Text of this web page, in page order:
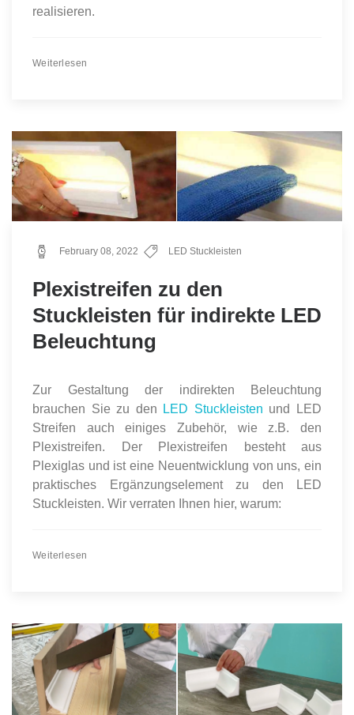
realisieren.
Weiterlesen
February 08, 2022 LED Stuckleisten
Plexistreifen zu den
Stuckleisten für indirekte LED
Beleuchtung
Zur Gestaltung der indirekten Beleuchtung
brauchen Sie zu den
LED Stuckleisten und LED
Streifen auch einiges Zubehör, wie z.B. den
Plexistreifen. Der Plexistreifen besteht aus
Plexiglas und ist eine Neuentwicklung von uns, ein
praktisches Ergänzungselement zu den LED
Stuckleisten. Wir verraten Ihnen hier, warum:
Weiterlesen